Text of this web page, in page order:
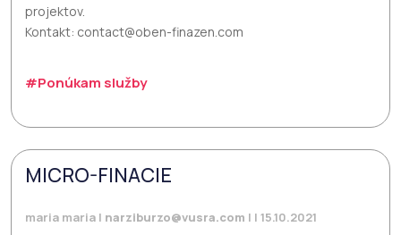
projektov.
Kontakt: contact@oben-finazen.com
#Ponúkam služby
MICRO-FINACIE
maria maria | narziburzo@vusra.com | | 15.10.2021